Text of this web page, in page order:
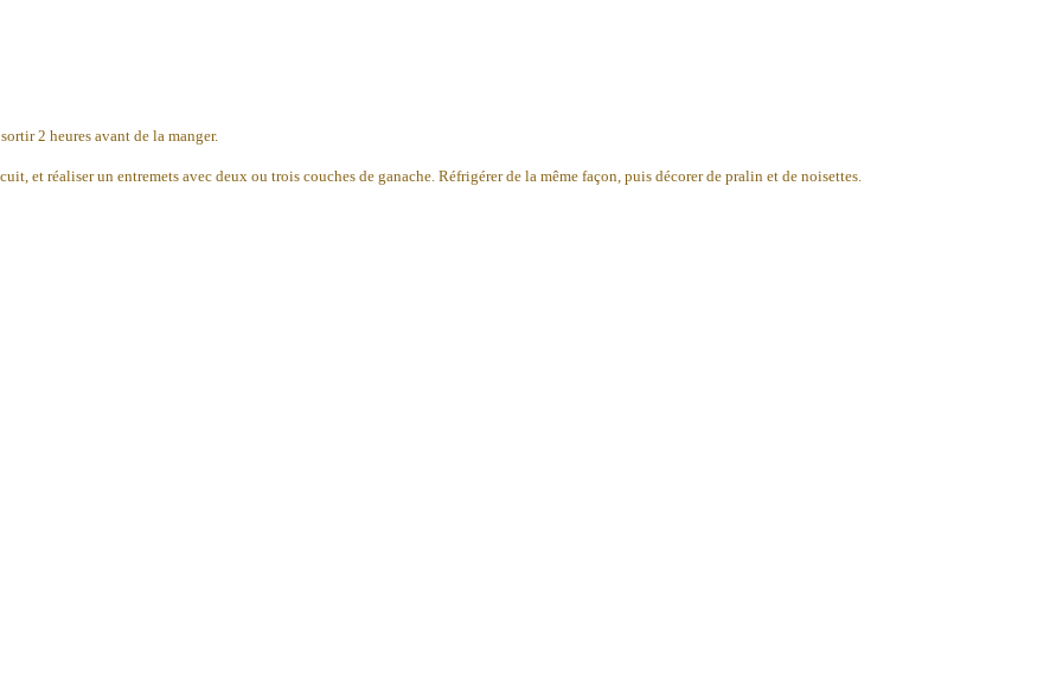
2 heures avant de la manger.
et réaliser un entremets avec deux ou trois couches de ganache. Réfrigérer de la même façon, puis décorer de pralin et de noisettes.